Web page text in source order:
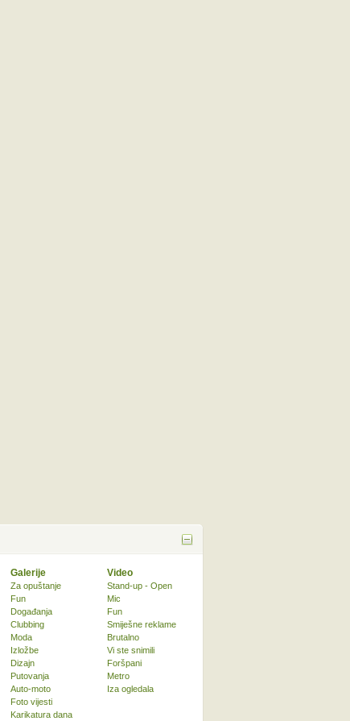
Galerije
Za opuštanje
Fun
Događanja
Clubbing
Moda
Izložbe
Dizajn
Putovanja
Auto-moto
Foto vijesti
Karikatura dana
Video
Stand-up - Open
Mic
Fun
Smiješne reklame
Brutalno
Vi ste snimili
Foršpani
Metro
Iza ogledala